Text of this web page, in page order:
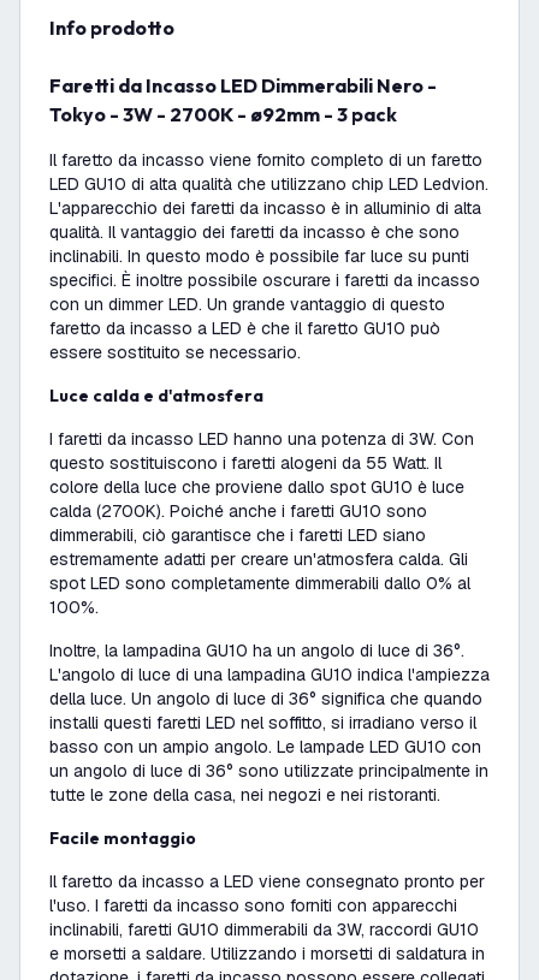
info prodotto
Faretti da Incasso LED Dimmerabili Nero -
Tokyo - 3W - 2700K - ø92mm - 3 pack
Il faretto da incasso viene fornito completo di un faretto
LED GU10 di alta qualità che utilizzano chip LED Ledvion.
L'apparecchio dei faretti da incasso è in alluminio di alta
qualità. Il vantaggio dei faretti da incasso è che sono
inclinabili. In questo modo è possibile far luce su punti
specifici. È inoltre possibile oscurare i faretti da incasso
con un dimmer LED. Un grande vantaggio di questo
faretto da incasso a LED è che il faretto GU10 può
essere sostituito se necessario.
Luce calda e d'atmosfera
I faretti da incasso LED hanno una potenza di 3W. Con
questo sostituiscono i faretti alogeni da 55 Watt. Il
colore della luce che proviene dallo spot GU10 è luce
calda (2700K). Poiché anche i faretti GU10 sono
dimmerabili, ciò garantisce che i faretti LED siano
estremamente adatti per creare un'atmosfera calda. Gli
spot LED sono completamente dimmerabili dallo 0% al
100%.
Inoltre, la lampadina GU10 ha un angolo di luce di 36°.
L'angolo di luce di una lampadina GU10 indica l'ampiezza
della luce. Un angolo di luce di 36° significa che quando
installi questi faretti LED nel soffitto, si irradiano verso il
basso con un ampio angolo. Le lampade LED GU10 con
un angolo di luce di 36° sono utilizzate principalmente in
tutte le zone della casa, nei negozi e nei ristoranti.
Facile montaggio
Il faretto da incasso a LED viene consegnato pronto per
l'uso. I faretti da incasso sono forniti con apparecchi
inclinabili, faretti GU10 dimmerabili da 3W, raccordi GU10
e morsetti a saldare. Utilizzando i morsetti di saldatura in